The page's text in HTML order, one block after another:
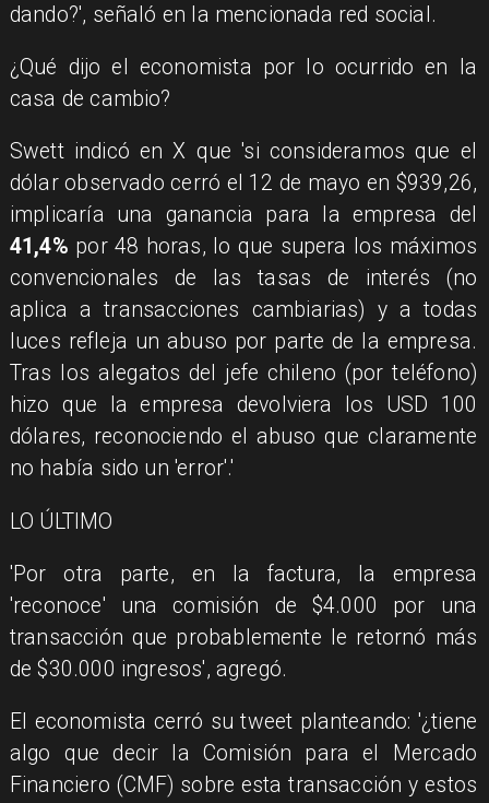
dando?', señaló en la mencionada red social.
¿Qué dijo el economista por lo ocurrido en la
casa de cambio?
Swett indicó en X que 'si consideramos que el
dólar observado cerró el 12 de mayo en $939,26,
implicaría una ganancia para la empresa del
41,4% por 48 horas, lo que supera los máximos
convencionales de las tasas de interés (no
aplica a transacciones cambiarias) y a todas
luces refleja un abuso por parte de la empresa.
Tras los alegatos del jefe chileno (por teléfono)
hizo que la empresa devolviera los USD 100
dólares, reconociendo el abuso que claramente
no había sido un 'error'.'
LO ÚLTIMO
'Por otra parte, en la factura, la empresa
'reconoce' una comisión de $4.000 por una
transacción que probablemente le retornó más
de $30.000 ingresos', agregó.
El economista cerró su tweet planteando: '¿tiene
algo que decir la Comisión para el Mercado
Financiero (CMF) sobre esta transacción y estos